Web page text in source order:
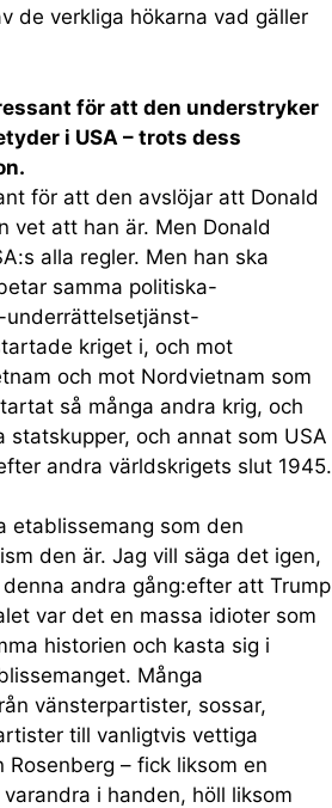
de verkliga hökarna vad gäller
för att den understryker
i USA – trots dess
för att den avslöjar att Donald
vet att han är. Men Donald
alla regler. Men han ska
samma politiska-
kriget i, och mot
och mot Nordvietnam som
så många andra krig, och
statskupper, och annat som USA
andra världskrigets slut 1945.
etablissemang som den
den är. Jag vill säga det igen,
andra gång:efter att Trump
var det en massa idioter som
historien och kasta sig i
Många
vänsterpartister, sossar,
till vanligtvis vettiga
Rosenberg – fick liksom en
i handen, höll liksom